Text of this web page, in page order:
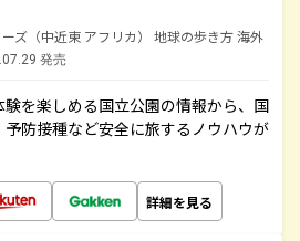
ズ（中近東 アフリカ） 地球の歩き方 海外
発売
を楽しめる国立公園の情報から、国
防接種など安全に旅するノウハウが
詳細を見る